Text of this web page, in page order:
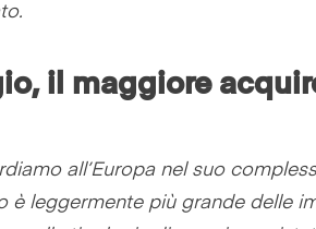
il maggiore
all’Europa nel suo
è leggermente più grande delle